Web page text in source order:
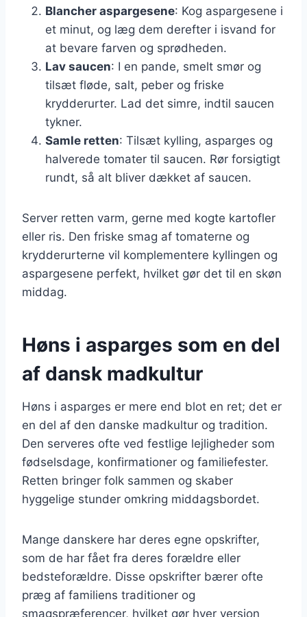
Blancher aspargesene: Kog aspargesene i
et minut, og læg dem derefter i isvand for
at bevare farven og sprødheden.
Lav saucen: I en pande, smelt smør og
tilsæt fløde, salt, peber og friske
krydderurter. Lad det simre, indtil saucen
tykner.
Samle retten: Tilsæt kylling, asparges og
halverede tomater til saucen. Rør forsigtigt
rundt, så alt bliver dækket af saucen.
Server retten varm, gerne med kogte kartofler
eller ris. Den friske smag af tomaterne og
krydderurterne vil komplementere kyllingen og
aspargesene perfekt, hvilket gør det til en skøn
middag.
Høns i asparges som en del
af dansk madkultur
Høns i asparges er mere end blot en ret; det er
en del af den danske madkultur og tradition.
Den serveres ofte ved festlige lejligheder som
fødselsdage, konfirmationer og familiefester.
Retten bringer folk sammen og skaber
hyggelige stunder omkring middagsbordet.
Mange danskere har deres egne opskrifter,
som de har fået fra deres forældre eller
bedsteforældre. Disse opskrifter bærer ofte
præg af familiens traditioner og
smagspræferencer, hvilket gør hver version